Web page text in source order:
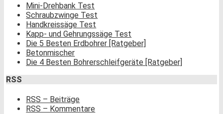
Mini-Drehbank Test
Schraubzwinge Test
Handkreissäge Test
Kapp- und Gehrungssäge Test
Die 5 Besten Erdbohrer [Ratgeber]
Betonmischer
Die 4 Besten Bohrerschleifgeräte [Ratgeber]
RSS
RSS – Beiträge
RSS – Kommentare